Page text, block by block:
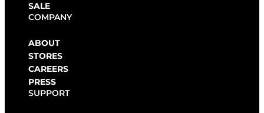
SALE
COMPANY
ABOUT
STORES
CAREERS
PRESS
SUPPORT